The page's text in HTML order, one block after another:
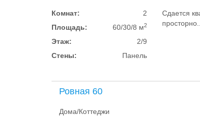
Комнат:
2
Площадь:
60/30/8 м2
Этаж:
2/9
Стены:
Панель
Сдается
Ровная 60
Дома/Коттеджи